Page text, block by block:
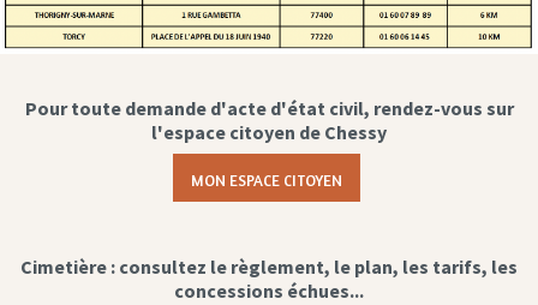
Pour toute demande d'acte d'état civil, rendez-vous sur
l'espace citoyen de Chessy
MON ESPACE CITOYEN
Cimetière : consultez le règlement, le plan, les tarifs, les
concessions échues...